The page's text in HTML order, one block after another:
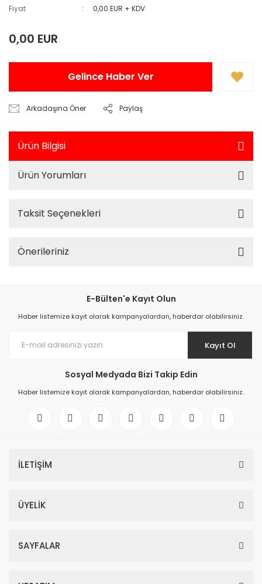
Fiyat
0,00 EUR + KDV
0,00 EUR
Gelince Haber Ver
Arkadaşına Öner Paylaş
Ürün Bilgisi
Ürün Yorumları
Taksit Seçenekleri
Önerileriniz
E-Bülten'e Kayıt Olun
Haber listemize kayıt olarak kampanyalardan, haberdar olabilirsiniz.
Kayıt Ol
Sosyal Medyada Bizi Takip Edin
Haber listemize kayıt olarak kampanyalardan, haberdar olabilirsiniz.
İLETİŞİM
ÜYELİK
SAYFALAR